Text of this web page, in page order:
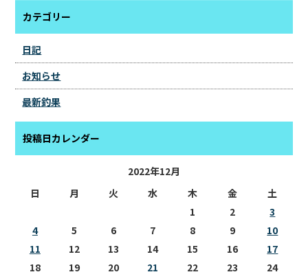
カテゴリー
日記
お知らせ
最新釣果
投稿日カレンダー
2022年12月
日
月 火 水 木 金
土
1
2
3
4
5 6 7 8 9
10
11
12 13 14 15 16
17
18
19 20 21 22 23 24